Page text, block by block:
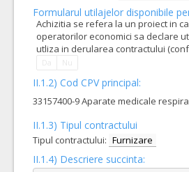
Formularul utilajelor disponibile
Achizitia se refera la un proiect in
operatorilor economici sa declare
utliza in derularea contractului
II.1.2) Cod CPV principal:
33157400-9 Aparate medicale
II.1.3) Tipul contractului
Tipul contractului: Furnizare
II.1.4) Descriere succinta: